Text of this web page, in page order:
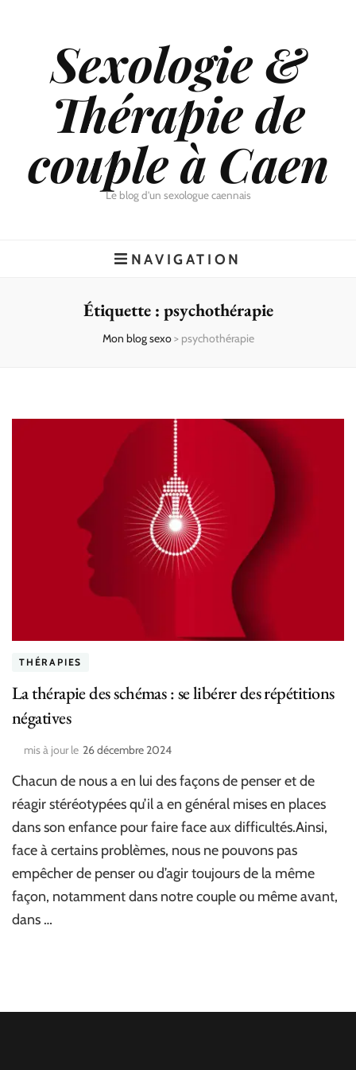
Sexologie &
Thérapie de
couple à Caen
Le blog d'un sexologue caennais
NAVIGATION
Étiquette : psychothérapie
Mon blog sexo> psychothérapie
THÉRAPIES
La thérapie des schémas : se libérer des répétitions
négatives
mis à jour le 26 décembre 2024
Chacun de nous a en lui des façons de penser et de
réagir stéréotypées qu’il a en général mises en places
dans son enfance pour faire face aux difficultés.Ainsi,
face à certains problèmes, nous ne pouvons pas
empêcher de penser ou d’agir toujours de la même
façon, notamment dans notre couple ou même avant,
dans …